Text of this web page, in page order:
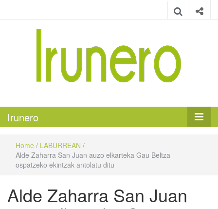
Irunero
Home / LABURREAN /
Alde Zaharra San Juan auzo elkarteka Gau Beltza
ospatzeko ekintzak antolatu ditu
Alde Zaharra San Juan